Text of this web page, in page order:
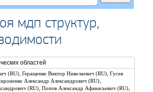
мдп структур,
областей
(RU), Геращенко Виктор Николаевич (RU), Гусев
Александр Александрович (RU),
(RU), Попов Александр Афанасьевич (RU),